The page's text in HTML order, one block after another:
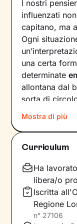
I nostri
influenzati
capitano, ma
Ogni
una certa
determinate
allontana dal
sorta di
Si può
innescando
maggiore
Il mio
questo
diventare
Mostra di più
Curriculum
Ha
libera/o
Iscritta
Regione
n° 27106